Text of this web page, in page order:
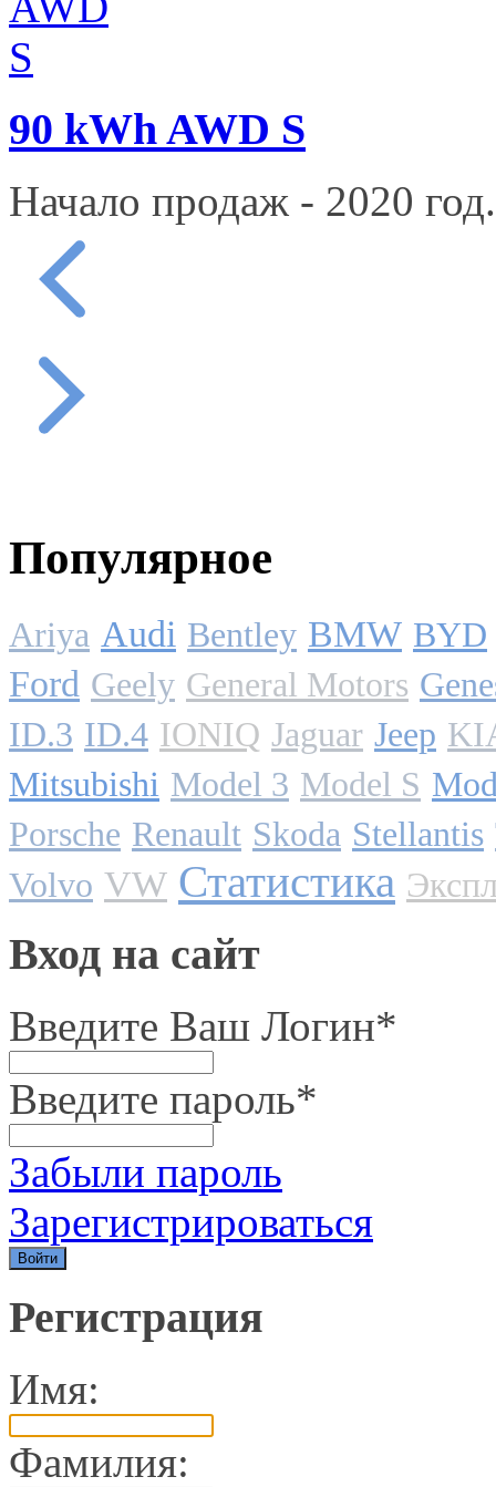
90 kWh AWD S
Начало продаж - 2020
Популярное
Ariya Audi Bentley BMW BYD
Ford Geely General Motors
ID.3 ID.4 IONIQ Jaguar Jeep
Mitsubishi Model 3 Model S
Porsche Renault Skoda Stellantis
Volvo VW Статистика
Вход на сайт
Введите Ваш Логин*
Введите пароль*
Забыли пароль
Зарегистрироваться
Регистрация
Имя:
Фамилия: